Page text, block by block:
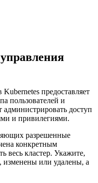
предоставляет
пользователей и
администрировать доступ
и привилегиями.
разрешенные
конкретным
весь кластер. Укажите,
изменены или удалены, а